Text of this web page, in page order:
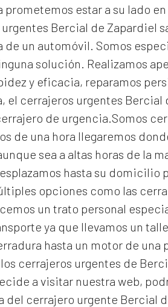
estar a su lado
Bercial de Zapardiel
un automóvil. Somos
solución. Realizamos
y eficacia, reparamos
el cerrajeros urgentes Bercial
de urgencia.Somos
de una hora llegaremos
sea a altas horas de la
hasta su domicilio
opciones como las
un trato personal
ya que llevamos un
hasta un motor de una
cerrajeros urgentes de
a visitar nuestra web,
del cerrajero urgente Bercial